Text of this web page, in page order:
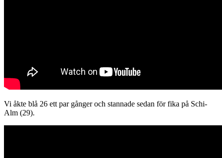
Vi åkte blå 26 ett par gånger och stannade sedan för fika på Schi-
Alm (29).